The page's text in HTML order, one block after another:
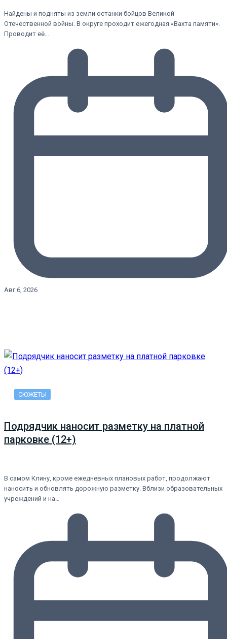
Найдены и подняты из земли останки бойцов Великой
Отечественной войны. В округе проходит ежегодная «Вахта памяти».
Проводит её…
Авг 6, 2026
СЮЖЕТЫ
Подрядчик наносит разметку на платной
парковке (12+)
В самом Клину, кроме ежедневных плановых работ, продолжают
наносить и обновлять дорожную разметку. Вблизи образовательных
учреждений и на…